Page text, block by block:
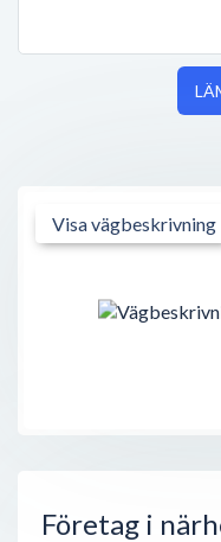
Visa vägbeskrivning
Företag i